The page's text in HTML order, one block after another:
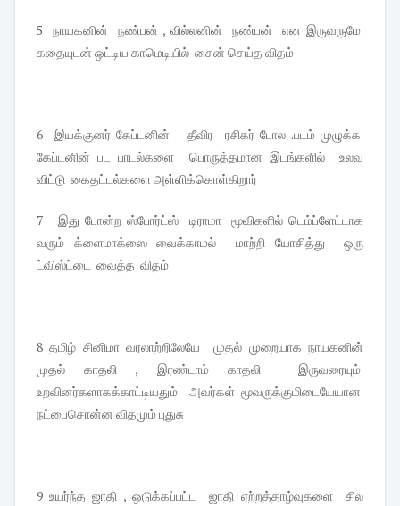
5 நாயகனின் நண்பன் , வில்லனின் நண்பன் என இருவருமே
கதையுடன் ஒட்டிய காமெடியில் சைன் செய்த விதம்
6 இயக்குனர் கேப்டனின் தீவிர ரசிகர் போல .படம் முழுக்க
கேப்டனின் பட பாடல்களை பொருத்தமான இடங்களில் உலவ
விட்டு கைதட்டல்களை அள்ளிக்கொள்கிறார்
7 இது போன்ற ஸ்போர்ட்ஸ் டிராமா மூவிகளில் டெம்ப்ளேட்டாக
வரும் க்ளைமாக்ஸை வைக்காமல் மாற்றி யோசித்து ஒரு
ட்விஸ்ட்டை வைத்த விதம்
8 தமிழ் சினிமா வரலாற்றிலேயே முதல் முறையாக நாயகனின்
முதல் காதலி , இரண்டாம் காதலி இருவரையும்
உறவினர்களாகக்காட்டியதும் அவர்கள் மூவருக்குமிடையேயான
நட்பைசொன்ன விதமும் புதுசு
9 உயர்ந்த ஜாதி , ஒடுக்கப்பட்ட ஜாதி ஏற்றத்தாழ்வுகளை சில